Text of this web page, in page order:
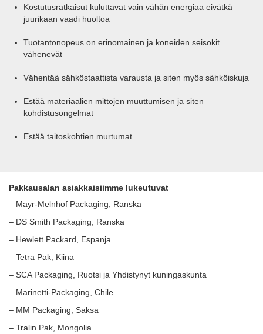
Kostutusratkaisut kuluttavat vain vähän energiaa eivätkä
juurikaan vaadi huoltoa
Tuotantonopeus on erinomainen ja koneiden seisokit
vähenevät
Vähentää sähköstaattista varausta ja siten myös sähköiskuja
Estää materiaalien mittojen muuttumisen ja siten
kohdistusongelmat
Estää taitoskohtien murtumat
Pakkausalan asiakkaisiimme lukeutuvat
– Mayr-Melnhof Packaging, Ranska
– DS Smith Packaging, Ranska
– Hewlett Packard, Espanja
– Tetra Pak, Kiina
– SCA Packaging, Ruotsi ja Yhdistynyt kuningaskunta
– Marinetti-Packaging, Chile
– MM Packaging, Saksa
– Tralin Pak, Mongolia